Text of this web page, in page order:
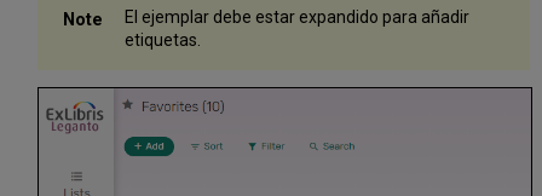
El ejemplar debe estar expandido para añadir
etiquetas.